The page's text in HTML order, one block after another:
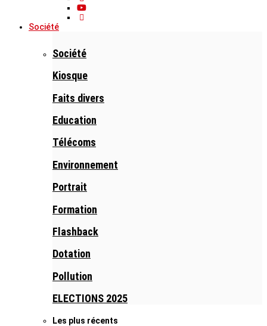
Société
Société
Kiosque
Faits divers
Education
Télécoms
Environnement
Portrait
Formation
Flashback
Dotation
Pollution
ELECTIONS 2025
Les plus récents